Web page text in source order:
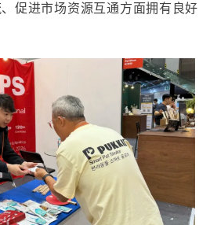
促进市场资源互通方面拥有良好